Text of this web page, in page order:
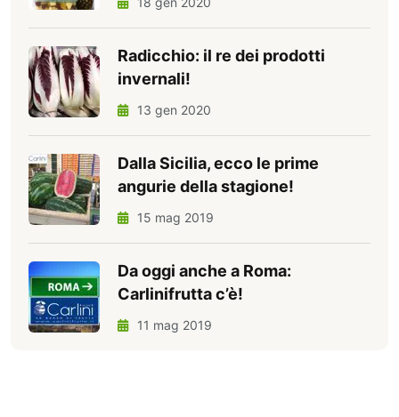
Radicchio: il re dei prodotti
invernali!
13 gen 2020
Dalla Sicilia, ecco le prime
angurie della stagione!
15 mag 2019
Da oggi anche a Roma:
Carlinifrutta c’è!
11 mag 2019